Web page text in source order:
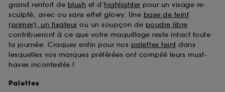
grand renfort de blush et d’highlighter pour un visage re-
sculpté, avec ou sans effet glowy. Une base de teint
(primer), un fixateur ou un soupçon de poudre libre
contribueront à ce que votre maquillage reste intact toute
la journée. Craquez enfin pour nos palettes teint dans
lesquelles vos marques préférées ont compilé leurs must-
haves incontestés !
Palettes